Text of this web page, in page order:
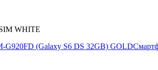
WHITE
G920FD (Galaxy S6 DS 32GB) GOLD